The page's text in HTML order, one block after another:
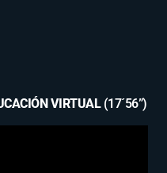
VIRTUAL (17´56”)